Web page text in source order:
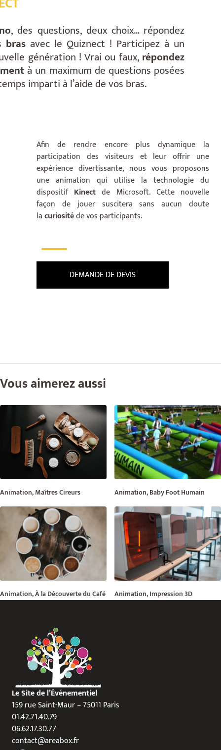
, des questions, deux choix… répondez
bras avec le Quiznect ! Participez à un
génération ! Vrai ou faux, répondez
à un maximum de questions posées
imparti à l’aide de vos bras.
Afin de rendre encore plus dynamique la
participation des visiteurs et leur offrir une
expérience divertissante, nous vous proposons
une animation qui utilise la technologie du
dispositif Kinect de Microsoft. Cette nouvelle
façon de jouer suscitera sans aucun doute
lacuriositéde vos participants.
___
DEMANDE DE DEVIS
Vous aimerez aussi
Animation, Maîtres Cireurs Animation, Baby Foot Humain
Animation, À la Découverte du Café Animation, Impression 3D
Le Site de l’Événementiel
159 rue Saint-Maur – 75011 Paris
01.42.71.40.79
06.62.17.30.77
contact@areabox.fr